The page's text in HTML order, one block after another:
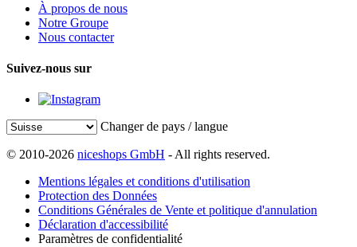
À propos de nous
Notre Groupe
Nous contacter
Suivez-nous sur
Changer de pays / langue
© 2010-2026 niceshops GmbH - All rights reserved.
Mentions légales et conditions d'utilisation
Protection des Données
Conditions Générales de Vente et politique d'annulation
Déclaration d'accessibilité
Paramètres de confidentialité